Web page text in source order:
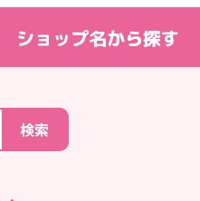
ショップ名から探す
検索